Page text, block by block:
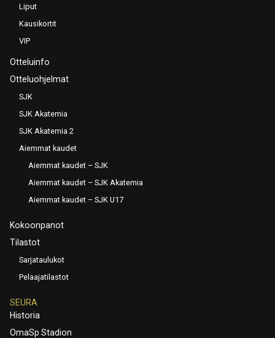
Liput
Kausikortit
VIP
Otteluinfo
Otteluohjelmat
SJK
SJK Akatemia
SJK Akatemia 2
Aiemmat kaudet
Aiemmat kaudet – SJK
Aiemmat kaudet – SJK Akatemia
Aiemmat kaudet – SJK U17
Kokoonpanot
Tilastot
Sarjataulukot
Pelaajatilastot
SEURA
Historia
OmaSp Stadion